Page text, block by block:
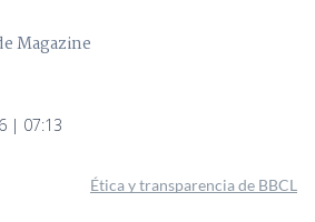
Magazine
| 07:13
Ética y transparencia de BBCL